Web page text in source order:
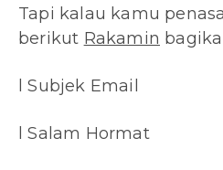
Tapi kalau kamu
berikut Rakamin
l Subjek Email
l Salam Hormat